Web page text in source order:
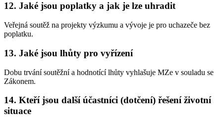
12. Jaké jsou poplatky a jak je lze uhradit
Veřejná soutěž na projekty výzkumu a vývoje je pro uchazeče bez
poplatku.
13. Jaké jsou lhůty pro vyřízení
Dobu trvání soutěžní a hodnotící lhůty vyhlašuje MZe v souladu se
Zákonem.
14. Kteří jsou další účastníci (dotčení) řešení životní
situace